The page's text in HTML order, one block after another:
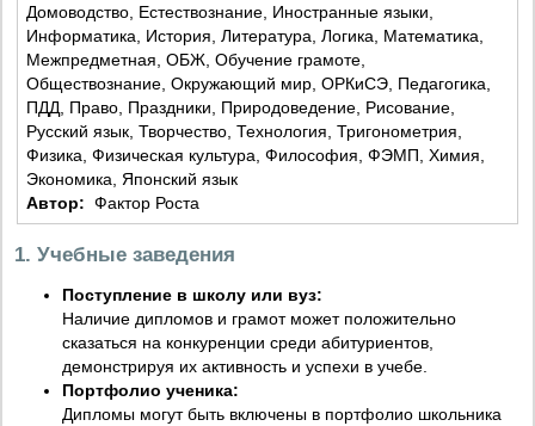
Домоводство, Естествознание, Иностранные языки,
Информатика, История, Литература, Логика, Математика,
Межпредметная, ОБЖ, Обучение грамоте,
Обществознание, Окружающий мир, ОРКиСЭ, Педагогика,
ПДД, Право, Праздники, Природоведение, Рисование,
Русский язык, Творчество, Технология, Тригонометрия,
Физика, Физическая культура, Философия, ФЭМП, Химия,
Экономика, Японский язык
Автор: Фактор Роста
1. Учебные заведения
Поступление в школу или вуз:
Наличие дипломов и грамот может положительно
сказаться на конкуренции среди абитуриентов,
демонстрируя их активность и успехи в учебе.
Портфолио ученика:
Дипломы могут быть включены в портфолио школьника